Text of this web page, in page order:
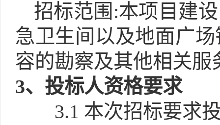
招标范围:本项目建
急卫生间以及地面广
容的勘察及其他相关服
3、投标人资格要求
3.1 本次招标要求